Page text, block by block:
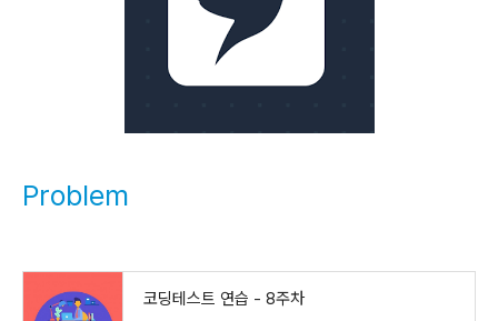
Problem
코딩테스트 연습 - 8주차